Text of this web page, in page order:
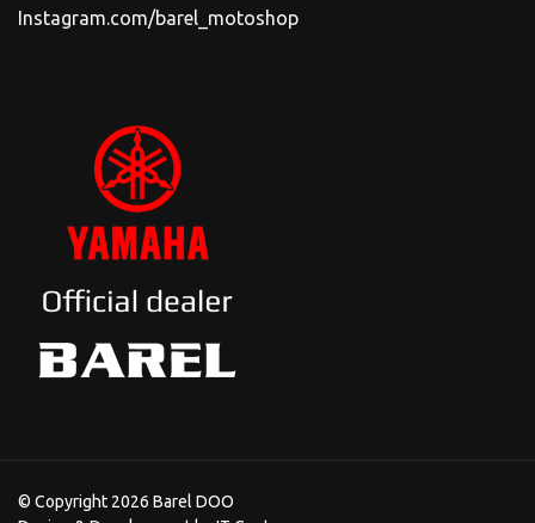
Instagram.com/barel_motoshop
© Copyright 2026 Barel DOO